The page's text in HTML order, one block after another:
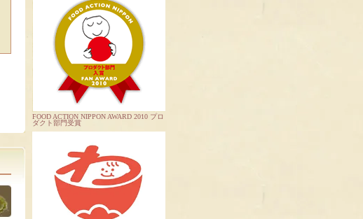
FOOD ACTION NIPPON AWARD 2010 プロ
ダクト部門受賞